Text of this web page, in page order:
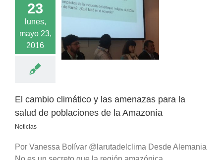
23
lunes,
mayo 23,
2016
climático y las
para la salud de
de la
El cambio climático y las amenazas para la
salud de poblaciones de la Amazonía
Noticias
Por Vanessa Bolívar @larutadelclima Desde Alemania